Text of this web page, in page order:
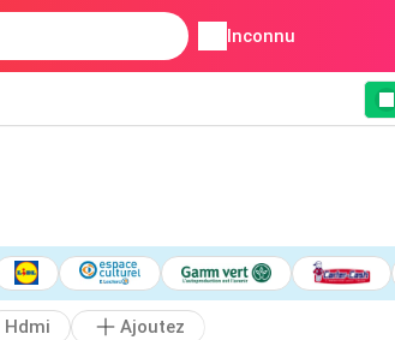
Inconnu
Hdmi
Ajoutez